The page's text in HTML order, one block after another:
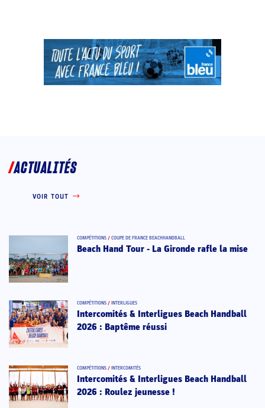
ACTUALITÉS
VOIR TOUT
COMPÉTITIONS / COUPE DE FRANCE BEACHHANDBALL
Beach Hand Tour - La Gironde rafle la mise
COMPÉTITIONS / INTERLIGUES
Intercomités & Interligues Beach Handball
2026 : Baptême réussi
COMPÉTITIONS / INTERCOMITÉS
Intercomités & Interligues Beach Handball
2026 : Roulez jeunesse !